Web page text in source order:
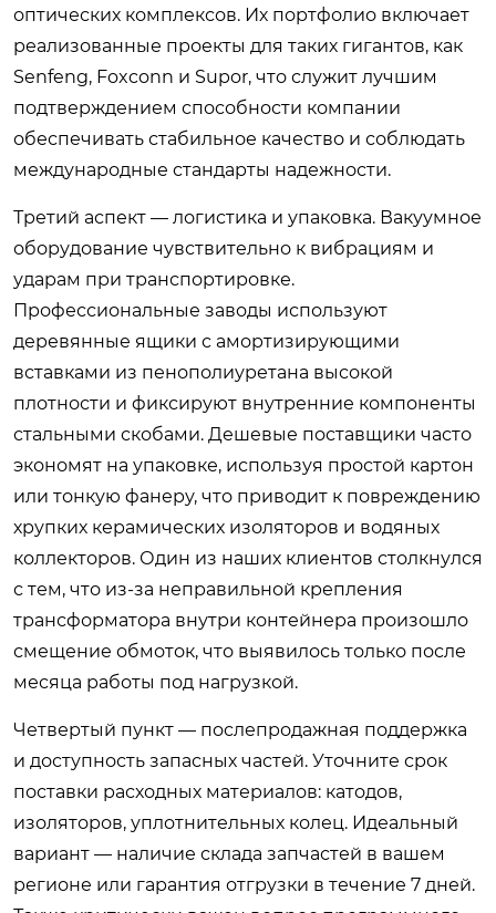
оптических комплексов. Их портфолио включает
реализованные проекты для таких гигантов, как
Senfeng, Foxconn и Supor, что служит лучшим
подтверждением способности компании
обеспечивать стабильное качество и соблюдать
международные стандарты надежности.
Третий аспект — логистика и упаковка. Вакуумное
оборудование чувствительно к вибрациям и
ударам при транспортировке.
Профессиональные заводы используют
деревянные ящики с амортизирующими
вставками из пенополиуретана высокой
плотности и фиксируют внутренние компоненты
стальными скобами. Дешевые поставщики часто
экономят на упаковке, используя простой картон
или тонкую фанеру, что приводит к повреждению
хрупких керамических изоляторов и водяных
коллекторов. Один из наших клиентов столкнулся
с тем, что из-за неправильной крепления
трансформатора внутри контейнера произошло
смещение обмоток, что выявилось только после
месяца работы под нагрузкой.
Четвертый пункт — послепродажная поддержка
и доступность запасных частей. Уточните срок
поставки расходных материалов: катодов,
изоляторов, уплотнительных колец. Идеальный
вариант — наличие склада запчастей в вашем
регионе или гарантия отгрузки в течение 7 дней.